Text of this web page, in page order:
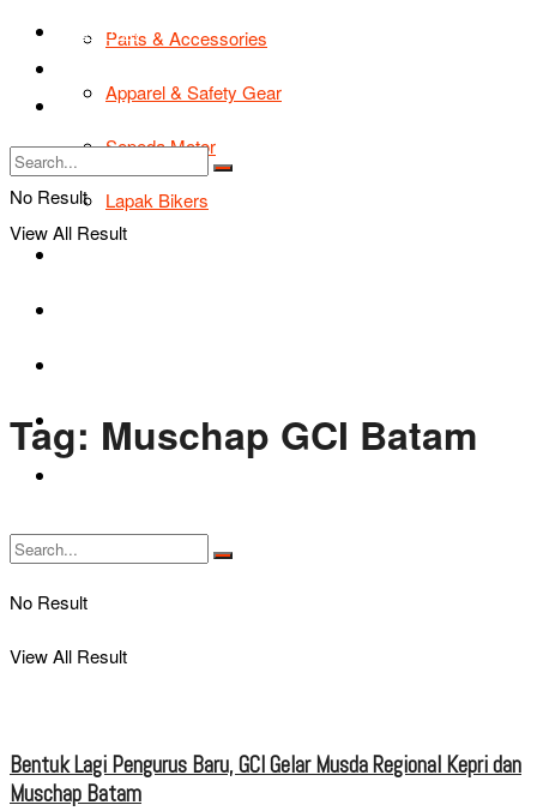
Parts & Accessories
Apparel & Safety Gear
Sepeda Motor
Lapak Bikers
Bikers Cars
No Result
View All Result
TIPS & TRIK
Tentang Kami
No Result
View All Result
Tag: Muschap GCI Batam
Bentuk Lagi Pengurus Baru, GCI Gelar Musda Regional Kepri dan
Muschap Batam